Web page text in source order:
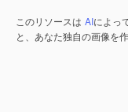
このリソースは AIによっ
と、あなた独自の画像を